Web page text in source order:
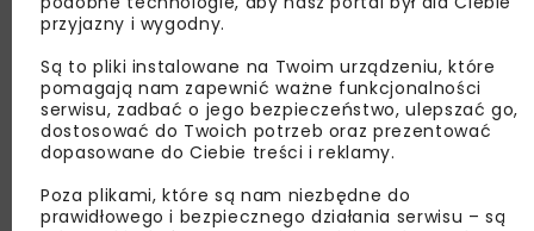
przyjazny i wygodny.
Są to pliki instalowane na Twoim urządzeniu, które
pomagają nam zapewnić ważne funkcjonalności
serwisu, zadbać o jego bezpieczeństwo, ulepszać go,
dostosować do Twoich potrzeb oraz prezentować
dopasowane do Ciebie treści i reklamy.
Poza plikami, które są nam niezbędne do
prawidłowego i bezpiecznego działania serwisu – są